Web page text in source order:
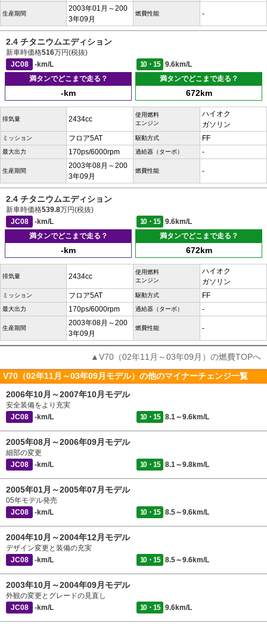
生産期間
2003年01月～200
3年09月
燃費性能 -
2.4 チタニウムエディション
新車時価格516万円(税抜)
JC08
-km/L 10・15
9.6km/L
満タンでどこまで走る？
-km
満タンでどこまで走る？
672km
排気量 2434cc
使用燃料
エンジン
ハイオク
ガソリン
ミッション フロア5AT 駆動方式 FF
最大出力 170ps/6000rpm 過給器（ターボ） -
生産期間
2003年08月～200
3年09月
燃費性能 -
2.4 チタニウムエディション
新車時価格539.8万円(税抜)
JC08
-km/L 10・15
9.6km/L
満タンでどこまで走る？
-km
満タンでどこまで走る？
672km
排気量 2434cc
使用燃料
エンジン
ハイオク
ガソリン
ミッション フロア5AT 駆動方式 FF
最大出力 170ps/6000rpm 過給器（ターボ） -
生産期間
2003年08月～200
3年09月
燃費性能 -
▲V70（02年11月～03年09月）の燃費TOPへ
V70（02年11月～03年09月モデル）の他のマイナーチェンジ一覧
2006年10月～2007年10月モデル
安全装備をより充実
JC08
-km/L 10・15 8.1～9.6km/L
2005年08月～2006年09月モデル
細部の変更
JC08
-km/L 10・15 8.1～9.8km/L
2005年01月～2005年07月モデル
05年モデル発売
JC08
-km/L 10・15 8.5～9.6km/L
2004年10月～2004年12月モデル
デザイン変更と装備の充実
JC08
-km/L 10・15 8.5～9.6km/L
2003年10月～2004年09月モデル
外観の変更とグレードの見直し
JC08
-km/L 10・15 9.6km/L